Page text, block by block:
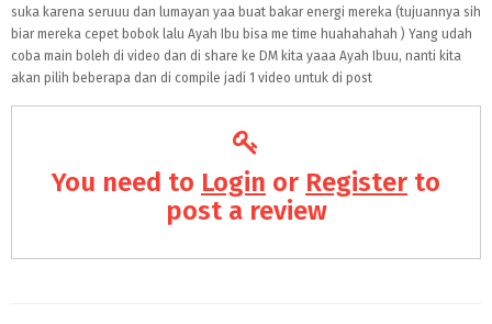
suka karena seruuu dan lumayan yaa buat bakar energi mereka (tujuannya sih
biar mereka cepet bobok lalu Ayah Ibu bisa me time huahahahah ) Yang udah
coba main boleh di video dan di share ke DM kita yaaa Ayah Ibuu, nanti kita
akan pilih beberapa dan di compile jadi 1 video untuk di post
You need to Login or Register to
post a review